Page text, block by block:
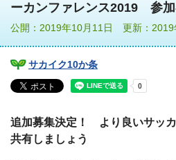
ーカンファレンス2019 参
公開：2019年10月11日 更新：2019
サカイク10か条
追加募集決定！ より良いサッ
共有しましょう